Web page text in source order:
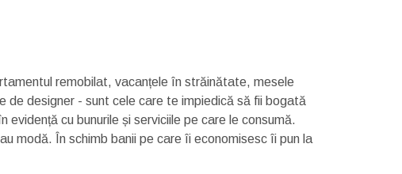
remobilat, vacanțele în străinătate, mesele
de designer - sunt cele care te impiedică să fii bogată
cu bunurile și serviciile pe care le consumă.
modă. În schimb banii pe care îi economisesc îi pun la